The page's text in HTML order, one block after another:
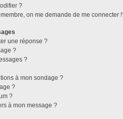
?
membre, on me demande de me connecter
une réponse ?
?
?
à mon sondage ?
?
?
à mon message ?